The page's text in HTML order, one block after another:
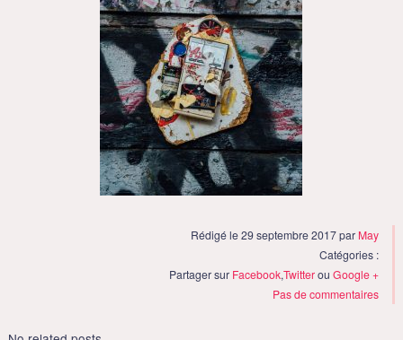
Rédigé le 29 septembre 2017 par May
Catégories :
Partager sur Facebook,TwitterouGoogle +
Pas de commentaires